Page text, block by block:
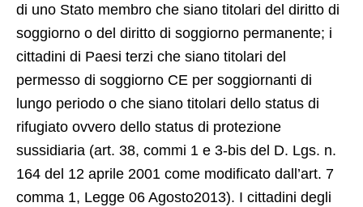
di uno Stato membro che siano titolari del diritto di
soggiorno o del diritto di soggiorno permanente; i
cittadini di Paesi terzi che siano titolari del
permesso di soggiorno CE per soggiornanti di
lungo periodo o che siano titolari dello status di
rifugiato ovvero dello status di protezione
sussidiaria (art. 38, commi 1 e 3-bis del D. Lgs. n.
164 del 12 aprile 2001 come modificato dall’art. 7
comma 1, Legge 06 Agosto2013). I cittadini degli